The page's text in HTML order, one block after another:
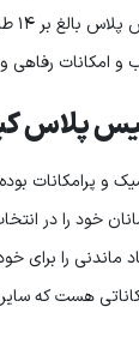
و امکانات
پلاس
و پرامکانات
خود را در
ماندنی را
هست که